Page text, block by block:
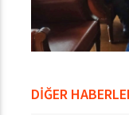
DİĞER